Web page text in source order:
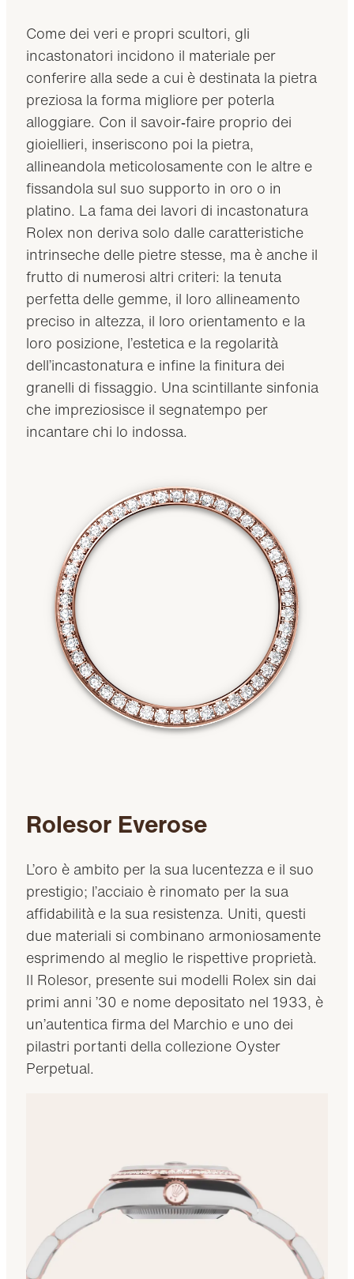
Come dei veri e propri scultori, gli
incastonatori incidono il materiale per
conferire alla sede a cui è destinata la pietra
preziosa la forma migliore per poterla
alloggiare. Con il savoir‑faire proprio dei
gioiellieri, inseriscono poi la pietra,
allineandola meticolosamente con le altre e
fissandola sul suo supporto in oro o in
platino. La fama dei lavori di incastonatura
Rolex non deriva solo dalle caratteristiche
intrinseche delle pietre stesse, ma è anche il
frutto di numerosi altri criteri: la tenuta
perfetta delle gemme, il loro allineamento
preciso in altezza, il loro orientamento e la
loro posizione, l’estetica e la regolarità
dell’incastonatura e infine la finitura dei
granelli di fissaggio. Una scintillante sinfonia
che impreziosisce il segnatempo per
incantare chi lo indossa.
Rolesor Everose
L’oro è ambito per la sua lucentezza e il suo
prestigio; l’acciaio è rinomato per la sua
affidabilità e la sua resistenza. Uniti, questi
due materiali si combinano armoniosamente
esprimendo al meglio le rispettive proprietà.
Il Rolesor, presente sui modelli Rolex sin dai
primi anni ’30 e nome depositato nel 1933, è
un’autentica firma del Marchio e uno dei
pilastri portanti della collezione Oyster
Perpetual.